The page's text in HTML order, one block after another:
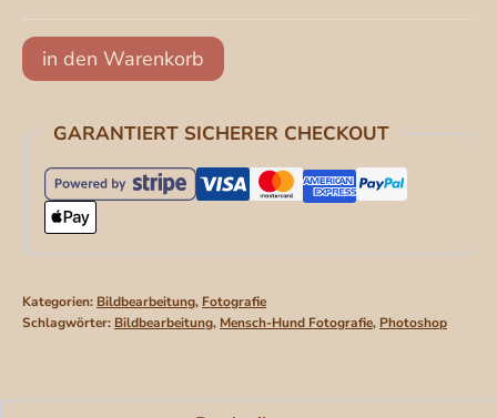
"Mensch-
Hund-
-
Videokurs
[Digital]
Menge
in den Warenkorb
GARANTIERT SICHERER CHECKOUT
Kategorien: Bildbearbeitung, Fotografie
Schlagwörter: Bildbearbeitung, Mensch-Hund Fotografie, Photoshop